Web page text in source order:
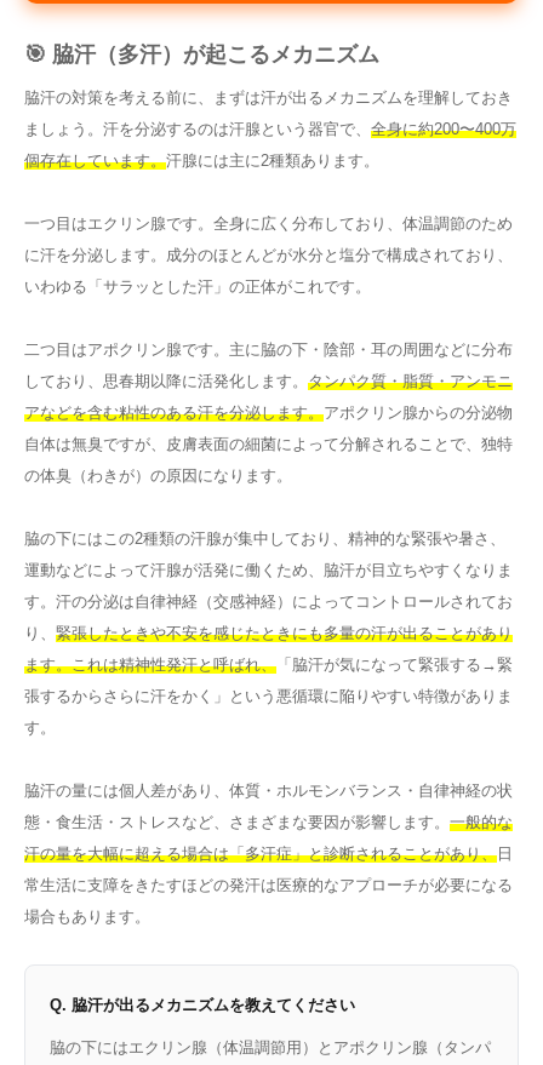
🎯 脇汗（多汗）が起こるメカニズム
脇汗の対策を考える前に、まずは汗が出るメカニズムを理解しておき
ましょう。汗を分泌するのは汗腺という器官で、 全身に約200〜400万
個存在しています。汗腺には主に2種類あります。
一つ目はエクリン腺です。全身に広く分布しており、体温調節のため
に汗を分泌します。成分のほとんどが水分と塩分で構成されており、
いわゆる「サラッとした汗」の正体がこれです。
二つ目はアポクリン腺です。主に脇の下・陰部・耳の周囲などに分布
しており、思春期以降に活発化します。 タンパク質・脂質・アンモニ
アなどを含む粘性のある汗を分泌します。アポクリン腺からの分泌物
自体は無臭ですが、皮膚表面の細菌によって分解されることで、独特
の体臭（わきが）の原因になります。
脇の下にはこの2種類の汗腺が集中しており、精神的な緊張や暑さ、
運動などによって汗腺が活発に働くため、脇汗が目立ちやすくなりま
す。汗の分泌は自律神経（交感神経）によってコントロールされてお
り、 緊張したときや不安を感じたときにも多量の汗が出ることがあり
ます。これは精神性発汗と呼ばれ、 「脇汗が気になって緊張する→緊
張するからさらに汗をかく」という悪循環に陥りやすい特徴がありま
す。
脇汗の量には個人差があり、体質・ホルモンバランス・自律神経の状
態・食生活・ストレスなど、さまざまな要因が影響します。 一般的な
汗の量を大幅に超える場合は「多汗症」と診断されることがあり、 日
常生活に支障をきたすほどの発汗は医療的なアプローチが必要になる
場合もあります。
Q. 脇汗が出るメカニズムを教えてください
脇の下にはエクリン腺（体温調節用）とアポクリン腺（タンパ